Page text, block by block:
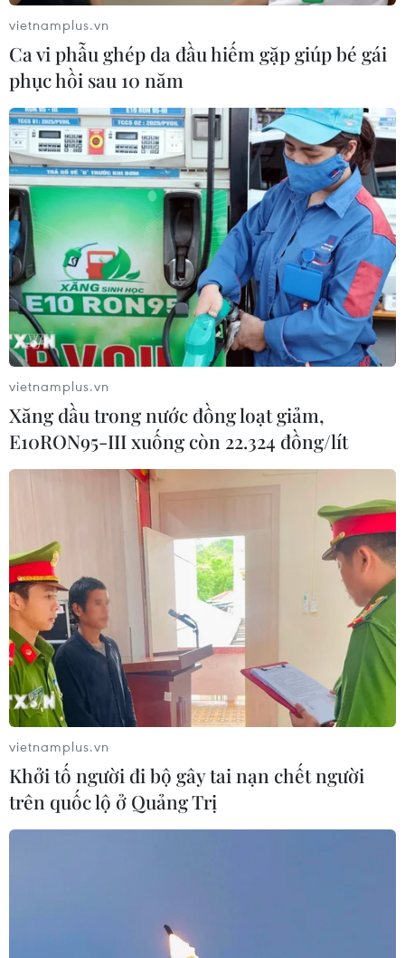
vietnamplus.vn
Ca vi phẫu ghép da đầu hiếm gặp giúp bé gái
phục hồi sau 10 năm
vietnamplus.vn
Xăng dầu trong nước đồng loạt giảm,
E10RON95-III xuống còn 22.324 đồng/lít
vietnamplus.vn
Khởi tố người đi bộ gây tai nạn chết người
trên quốc lộ ở Quảng Trị